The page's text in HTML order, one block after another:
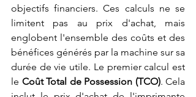
objectifs financiers. Ces calculs ne se
limitent pas au prix d'achat, mais
englobent l'ensemble des coûts et des
bénéfices générés par la machine sur sa
durée de vie utile. Le premier calcul est
le Coût Total de Possession (TCO). Cela